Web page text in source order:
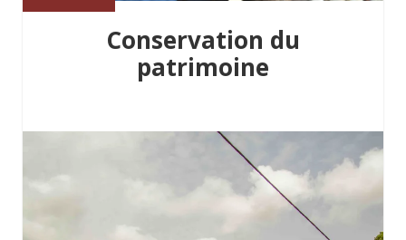
Conservation du
patrimoine